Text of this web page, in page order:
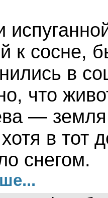
к сосне,
в
что
—
в тот
снегом.